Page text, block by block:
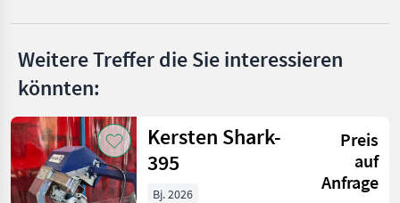
Weitere Treffer die Sie interessieren
könnten:
Kersten Shark-
395
Preis
auf
Anfrage
Bj. 2026